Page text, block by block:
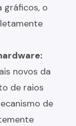
gráficos, o
novos da
de raios
de